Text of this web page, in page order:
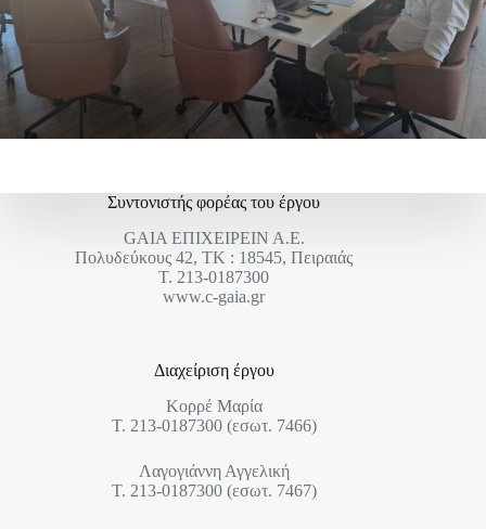
Συντονιστής φορέας του έργου
GAIA ΕΠΙΧΕΙΡΕΙΝ Α.Ε.
Πολυδεύκους 42, ΤΚ : 18545, Πειραιάς
Τ. 213-0187300
www.c-gaia.gr
Διαχείριση έργου
Κορρέ Μαρία
Τ. 213-0187300 (εσωτ. 7466)
Λαγογιάννη Αγγελική
Τ. 213-0187300 (εσωτ. 7467)